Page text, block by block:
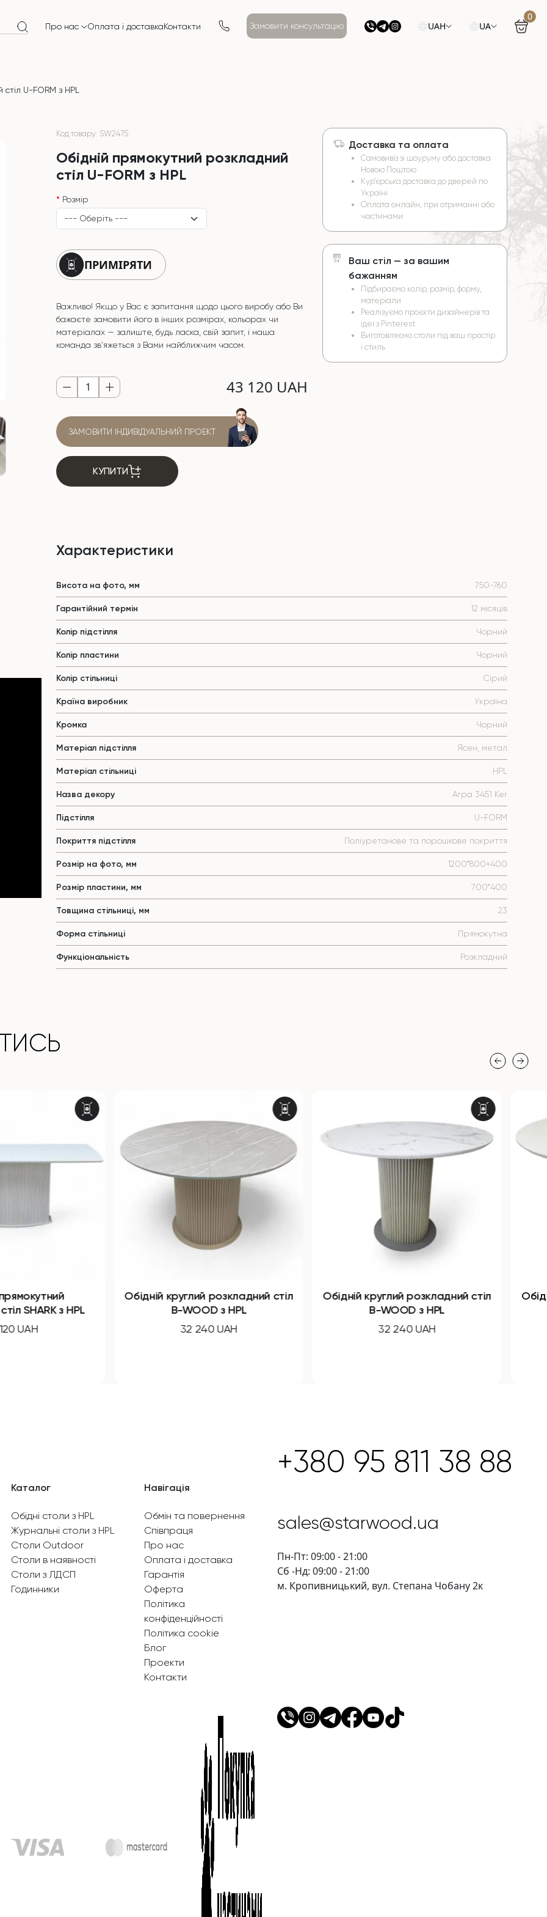
Про нас Оплата і доставкаКонтакти Замовити консультацію UAH UA
0
U-FORM з HPL
Код товару: SW2475
Обідній прямокутний розкладний
стіл U-FORM з HPL
Розмір
ПРИМІРЯТИ
Важливо! Якщо у Вас є запитання щодо цього виробу або Ви
бажаєте замовити його в інших розмірах, кольорах чи
матеріалах — залиште, будь ласка, свій запит, і наша
команда зв'яжеться з Вами найближчим часом.
43 120 UAH
ЗАМОВИТИ ІНДИВІДУАЛЬНИЙ ПРОЕКТ
КУПИТИ
Доставка та оплата
Самовивіз зі шоуруму або доставка
Новою Поштою
Кур’єрська доставка до дверей по
Україні
Оплата онлайн, при отриманні або
частинами
Ваш стіл — за вашим
бажанням
Підбираємо колір, розмір, форму,
матеріали
Реалізуємо проєкти дизайнерів та
ідеї з Pinterest
Виготовляємо столи під ваш простір
і стиль
Характеристики
Висота на фото, мм 750-760
Гарантійний термін 12 місяців
Колір підстілля Чорний
Колір пластини Чорний
Колір стільниці Сірий
Країна виробник Україна
Кромка Чорний
Матеріал підстілля Ясен, метал
Матеріал стільниці HPL
Назва декору Arpa 3451 Ker
Підстілля U-FORM
Покриття підстілля Поліуретанове та порошкове покриття
Розмір на фото, мм 1200*800+400
Розмір пластини, мм 700*400
Товщина стільниці, мм 23
Форма стільниці Прямокутна
Функціональність Розкладний
розкладний стіл
B-WOOD з HPL
32 240 UAH
Обідній круглий розкладний стіл
B-WOOD з HPL
32 240 UAH
Обідній круглий розкладний стіл
B-WOOD з HPL
32 240 UAH
Каталог
Обідні столи з HPL
Журнальні столи з HPL
Столи Outdoor
Столи в наявності
Столи з ЛДСП
Годинники
Навігація
Обмін та повернення
Співпраця
Про нас
Оплата і доставка
Гарантія
Оферта
Політика
конфіденційності
Політика cookie
Блог
Проекти
Контакти
+380 95 811 38 88
sales@starwood.ua
Пн-Пт: 09:00 - 21:00
Сб -Нд: 09:00 - 21:00
м. Кропивницький, вул. Степана Чобану 2к